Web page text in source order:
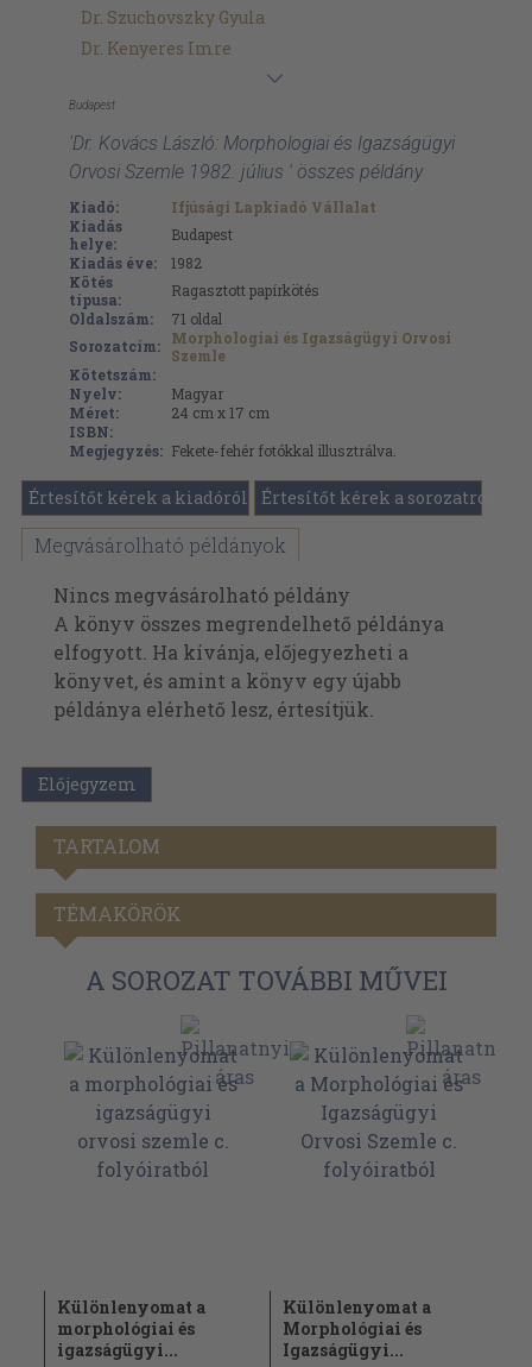
Dr. Szuchovszky Gyula
Dr. Kenyeres Imre
Budapest
'Dr. Kovács László: Morphologiai és Igazságügyi
Orvosi Szemle 1982. július ' összes példány
Kiadó:
Ifjúsági Lapkiadó Vállalat
Kiadás
helye:
Budapest
Kiadás éve:
1982
Kötés
típusa:
Ragasztott papírkötés
Oldalszám:
71 oldal
Sorozatcím:
Morphologiai és Igazságügyi Orvosi
Szemle
Kötetszám:
Nyelv:
Magyar
Méret:
24 cm x 17 cm
ISBN:
Megjegyzés: Fekete-fehér fotókkal illusztrálva.
Értesítőt kérek a kiadóról Értesítőt kérek a sorozatról
Megvásárolható példányok
Nincs megvásárolható példány
A könyv összes megrendelhető példánya
elfogyott. Ha kívánja, előjegyezheti a
könyvet, és amint a könyv egy újabb
példánya elérhető lesz, értesítjük.
Előjegyzem
TARTALOM
TÉMAKÖRÖK
A SOROZAT TOVÁBBI MŰVEI
Különlenyomat a
morphológiai és
igazságügyi...
Különlenyomat a
Morphológiai és
Igazságügyi...